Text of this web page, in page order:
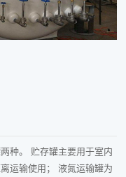
种。 贮存罐主要用于室内
运输使用； 液氮运输罐为